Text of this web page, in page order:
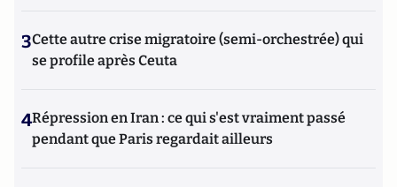
3Cette autre crise migratoire (semi-orchestrée) qui
se profile après Ceuta
4Répression en Iran : ce qui s'est vraiment passé
pendant que Paris regardait ailleurs